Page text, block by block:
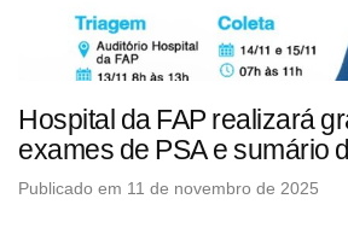
Hospital da FAP realizará
exames de PSA e sumário
Publicado em 11 de novembro de 2025